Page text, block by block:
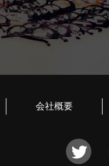
会社概要